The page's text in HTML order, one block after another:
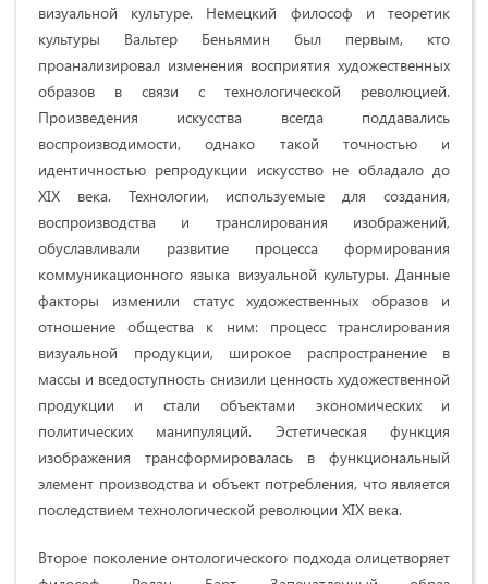
визуальной культуре. Немецкий философ и теоретик
культуры Вальтер Беньямин был первым, кто
проанализировал изменения восприятия художественных
образов в связи с технологической революцией.
Произведения искусства всегда поддавались
воспроизводимости, однако такой точностью и
идентичностью репродукции искусство не обладало до
XIX века. Технологии, используемые для создания,
воспроизводства и транслирования изображений,
обуславливали развитие процесса формирования
коммуникационного языка визуальной культуры. Данные
факторы изменили статус художественных образов и
отношение общества к ним: процесс транслирования
визуальной продукции, широкое распространение в
массы и вседоступность снизили ценность художественной
продукции и стали объектами экономических и
политических манипуляций. Эстетическая функция
изображения трансформировалась в функциональный
элемент производства и объект потребления, что является
последствием технологической революции XIX века.
Второе поколение онтологического подхода олицетворяет